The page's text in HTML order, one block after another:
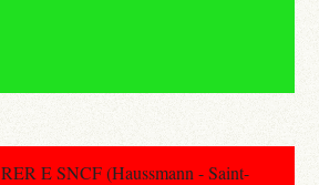
RER E SNCF (Haussmann - Saint-